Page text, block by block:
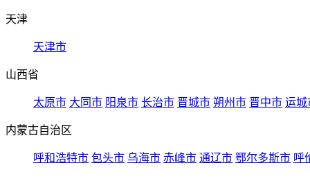
天津
天津市
山西省
太原市 大同市 阳泉市 长治市 晋城市 朔州市 晋中市 运城
内蒙古自治区
呼和浩特市 包头市 乌海市 赤峰市 通辽市 鄂尔多斯市 呼